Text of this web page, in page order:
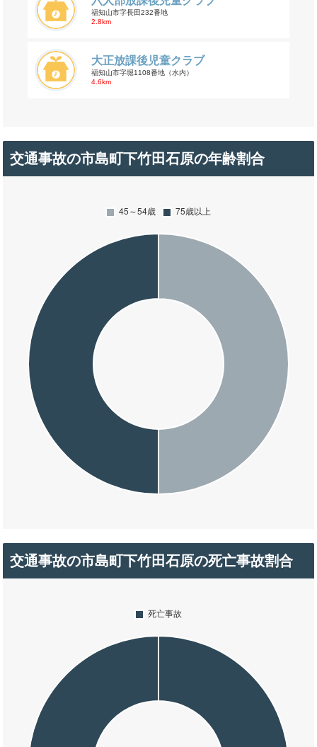
福知山市字長田232番地
2.8km
大正放課後児童クラブ
福知山市字堀1108番地（水内）
4.6km
交通事故の市島町下竹田石原の年齢割合
交通事故の市島町下竹田石原の死亡事故割合